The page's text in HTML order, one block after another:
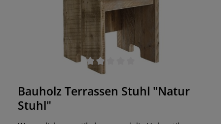
Durchschnittliche Bewertung von 0 von 5 Sternen
Bauholz Terrassen Stuhl "Natur
Stuhl"